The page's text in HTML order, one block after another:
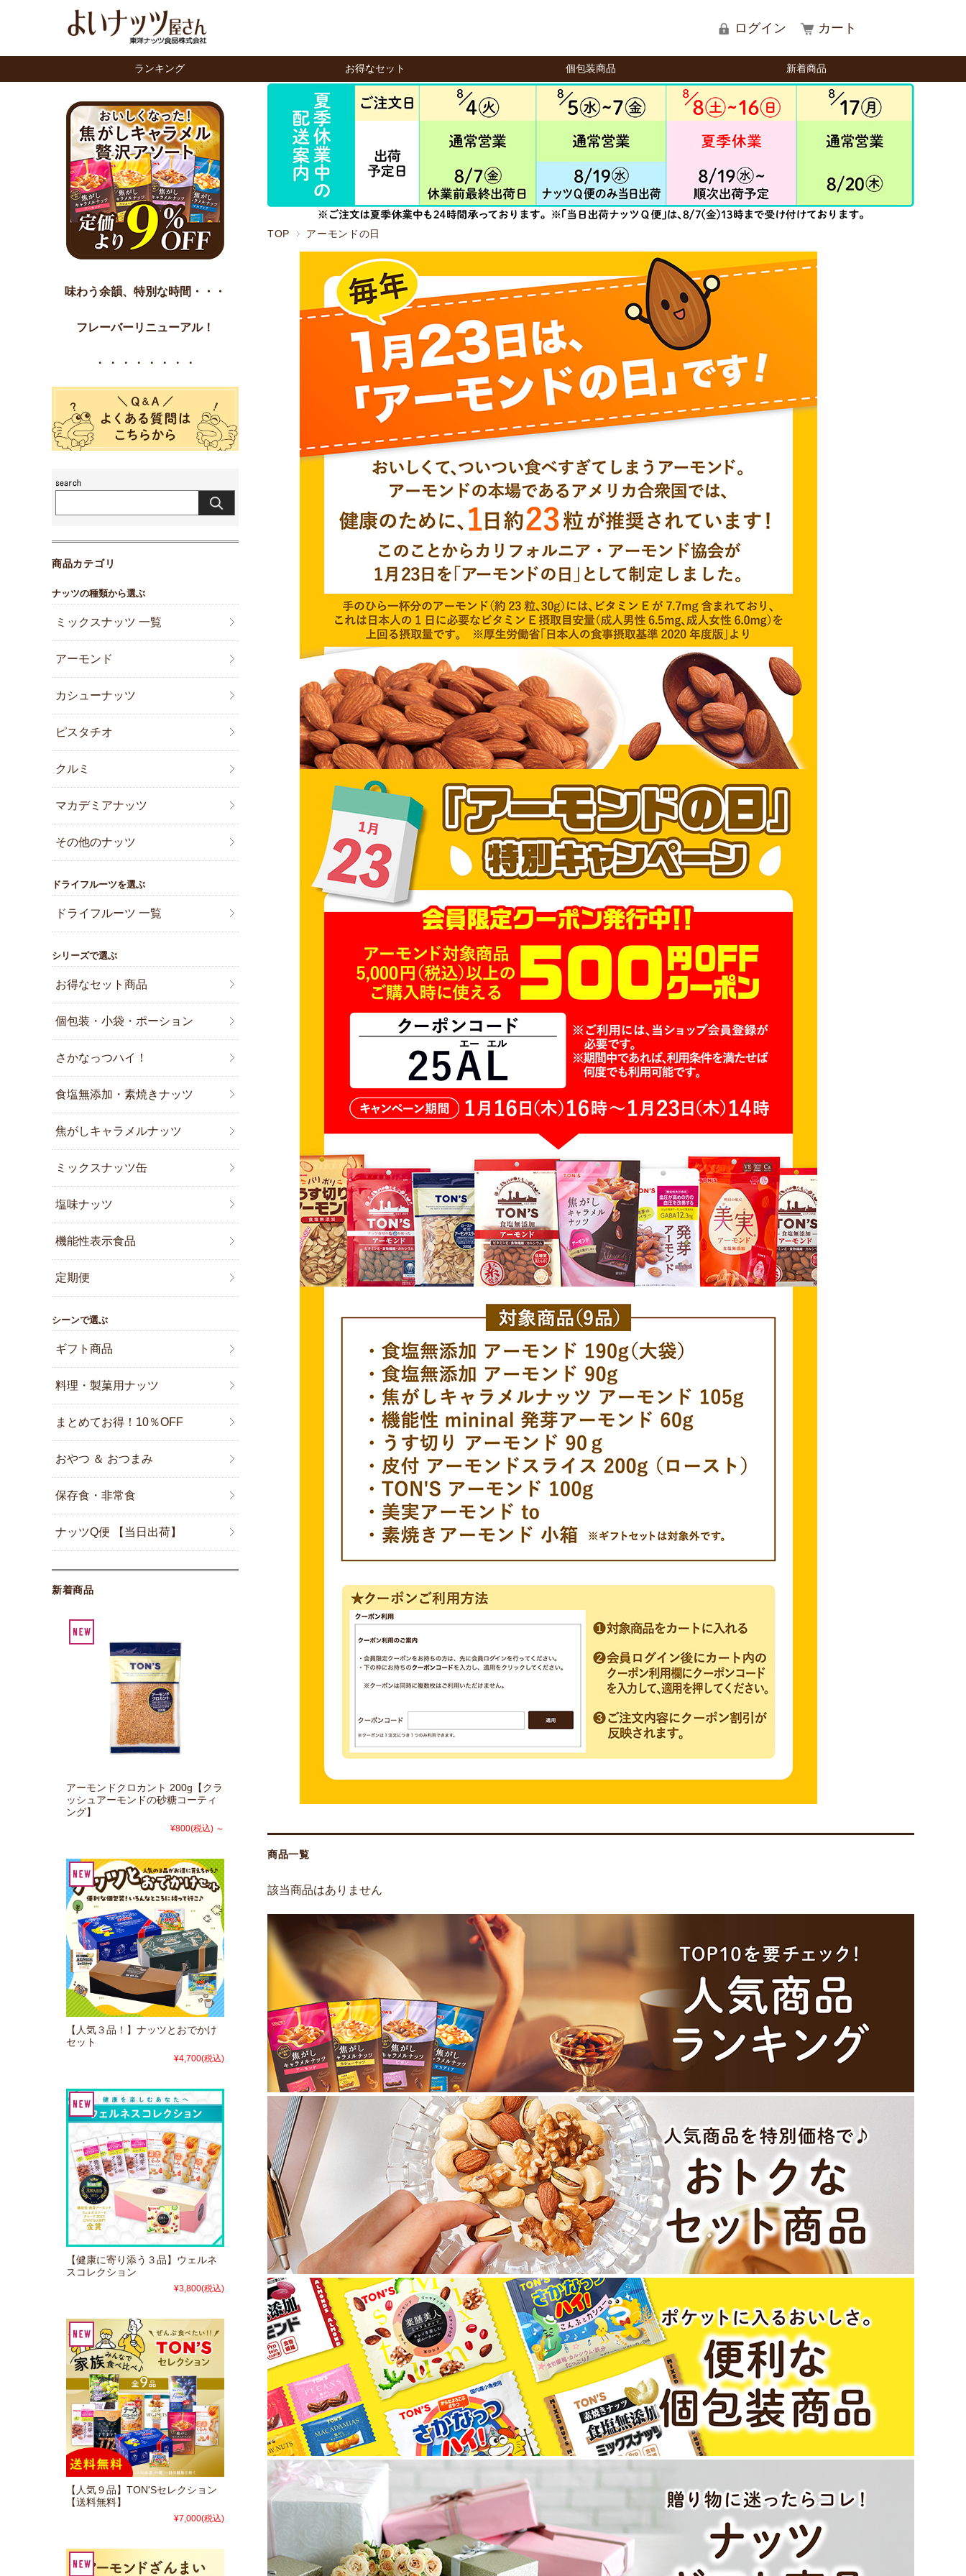
ログイン カート
ランキング お得なセット 個包装商品 新着商品
TOP アーモンドの日
商品一覧
該当商品はありません
味わう余韻、特別な時間・・・
フレーバーリニューアル！
・・・・・・・・
商品カテゴリ
ナッツの種類から選ぶ
ミックスナッツ 一覧
アーモンド
カシューナッツ
ピスタチオ
クルミ
マカデミアナッツ
その他のナッツ
ドライフルーツを選ぶ
ドライフルーツ 一覧
シリーズで選ぶ
お得なセット商品
個包装・小袋・ポーション
さかなっつハイ！
食塩無添加・素焼きナッツ
焦がしキャラメルナッツ
ミックスナッツ缶
塩味ナッツ
機能性表示食品
定期便
シーンで選ぶ
ギフト商品
料理・製菓用ナッツ
まとめてお得！10％OFF
おやつ ＆ おつまみ
保存食・非常食
ナッツQ便 【当日出荷】
新着商品
アーモンドクロカント 200g【クラ
ッシュアーモンドの砂糖コーティ
ング】
¥800(税込) ～
【人気３品！】ナッツとおでかけ
セット
¥4,700(税込)
【健康に寄り添う３品】ウェルネ
スコレクション
¥3,800(税込)
【人気９品】TON'Sセレクション
【送料無料】
¥7,000(税込)